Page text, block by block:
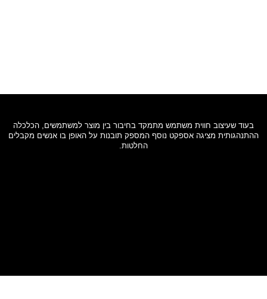
בעוד שעיצוב חווית משתמש מתמקד בחיבור בין מוצר למשתמשים, הכלכלה
ההתנהגותית מציגה אספקט נוסף המספק תובנות על האופן בו אנשים מקבלים
החלטות.